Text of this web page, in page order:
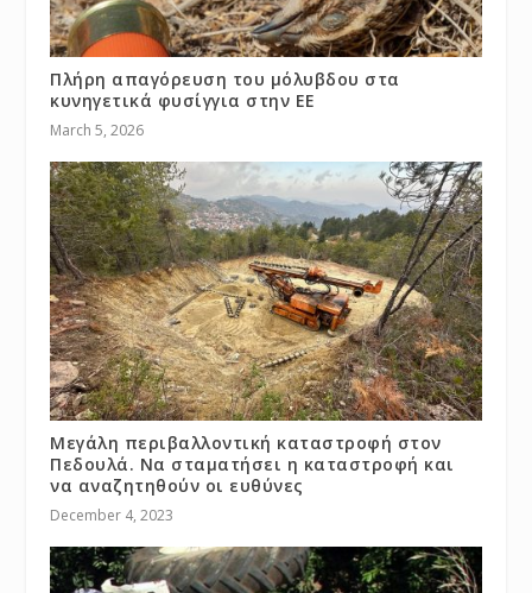
Πλήρη απαγόρευση του μόλυβδου στα
κυνηγετικά φυσίγγια στην ΕΕ
March 5, 2026
Μεγάλη περιβαλλοντική καταστροφή στον
Πεδουλά. Να σταματήσει η καταστροφή και
να αναζητηθούν οι ευθύνες
December 4, 2023